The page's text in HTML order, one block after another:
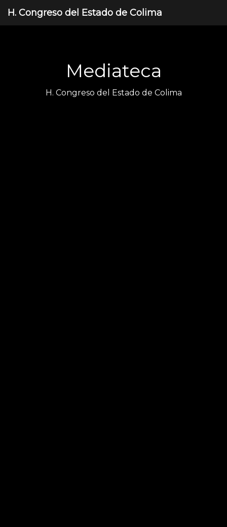
H. Congreso del Estado de Colima
Mediateca
H. Congreso del Estado de Colima